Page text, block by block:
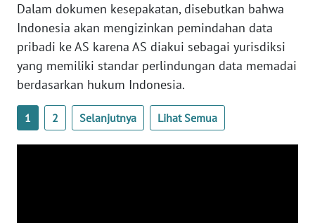
Dalam dokumen kesepakatan, disebutkan bahwa
Indonesia akan mengizinkan pemindahan data
pribadi ke AS karena AS diakui sebagai yurisdiksi
yang memiliki standar perlindungan data memadai
berdasarkan hukum Indonesia.
1 2 Selanjutnya Lihat Semua
WN
RIAU
WN
SERAMBI
WN
JAMBI